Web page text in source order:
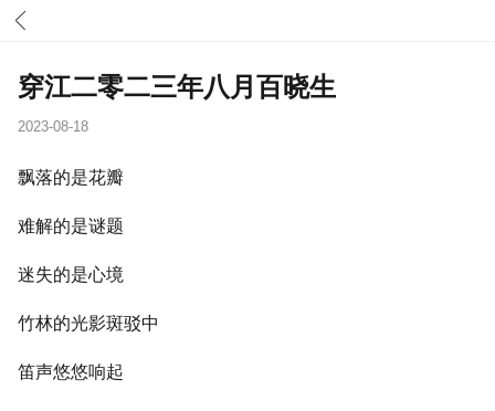
穿江二零二三年八月百晓生
2023-08-18
飘落的是花瓣
难解的是谜题
迷失的是心境
竹林的光影斑驳中
笛声悠悠响起